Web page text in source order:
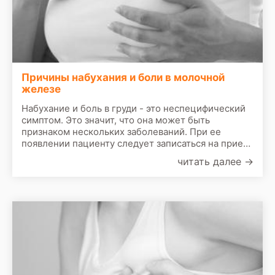
Причины набухания и боли в молочной
железе
Набухание и боль в груди - это неспецифический
симптом. Это значит, что она может быть
признаком нескольких заболеваний. При ее
появлении пациенту следует записаться на прием
назначит сделать следующие обследования:
читать далее →